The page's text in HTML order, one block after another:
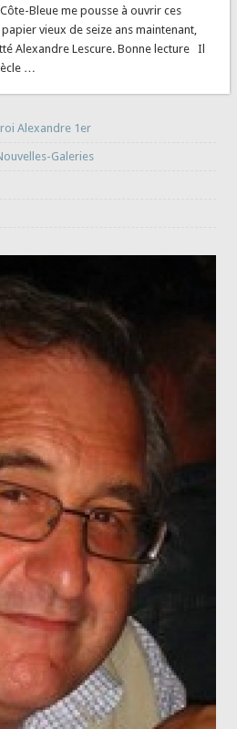
Bleue me pousse à ouvrir ces
vieux de seize ans maintenant,
Alexandre Lescure. Bonne lecture Il
…
Alexandre 1er
Galeries